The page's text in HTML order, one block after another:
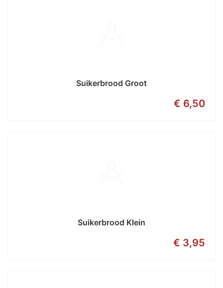
Suikerbrood Groot
€ 6,50
Suikerbrood Klein
€ 3,95